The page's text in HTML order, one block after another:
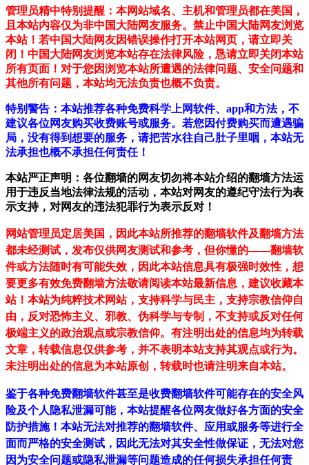
管理员精中特别提醒：本网站域名、主机和管理员都在美国，
且本站内容仅为非中国大陆网友服务。禁止中国大陆网友浏览
本站！若中国大陆网友因错误操作打开本站网页，请立即关
闭！中国大陆网友浏览本站存在法律风险，恳请立即关闭本站
所有页面！对于您因浏览本站所遭遇的法律问题、安全问题和
其他所有问题，本站均无法负责也概不负责。
特别警告：本站推荐各种免费科学上网软件、app和方法，不
建议各位网友购买收费账号或服务。若您因付费购买而遭遇骗
局，没有得到想要的服务，请把苦水往自己肚子里咽，本站无
法承担也概不承担任何责任！
本站严正声明：各位翻墙的网友切勿将本站介绍的翻墙方法运
用于违反当地法律法规的活动，本站对网友的遵纪守法行为表
示支持，对网友的违法犯罪行为表示反对！
网站管理员定居美国，因此本站所推荐的翻墙软件及翻墙方法
都未经测试，发布仅供网友测试和参考，但你懂的——翻墙软
件或方法随时有可能失效，因此本站信息具有极强时效性，想
要更多有效免费翻墙方法敬请阅读本站最新信息，建议收藏本
站！ 本站为纯粹技术网站，支持科学与民主，支持宗教信仰自
由，反对恐怖主义、邪教、伪科学与专制，不支持或反对任何
极端主义的政治观点或宗教信仰。有注明出处的信息均为转载
文章，转载信息仅供参考，并不表明本站支持其观点或行为。
未注明出处的信息为本站原创，转载时也请注明来自本站。
鉴于各种免费翻墙软件甚至是收费翻墙软件可能存在的安全风
险及个人隐私泄漏可能，本站提醒各位网友做好各方面的安全
防护措施！本站无法对推荐的翻墙软件、应用或服务等进行全
面而严格的安全测试，因此无法对其安全性做保证，无法对您
因为安全问题或隐私泄漏等问题造成的任何损失承担任何责